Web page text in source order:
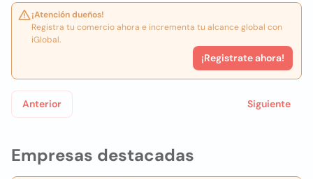
Empresas destacadas
¡Atención dueños!
Registra tu comercio ahora e incrementa tu alcance global con
iGlobal.
¡Registrate ahora!
Anterior Siguiente